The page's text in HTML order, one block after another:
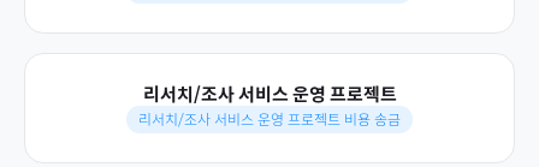
리서치/조사 서비스 운영 프로젝트
리서치/조사 서비스 운영 프로젝트 비용 송금